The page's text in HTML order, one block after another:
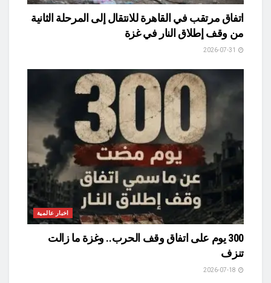
اتفاق مرتقب في القاهرة للانتقال إلى المرحلة الثانية
من وقف إطلاق النار في غزة
اخبار عالمية
300 يوم على اتفاق وقف الحرب.. وغزة ما زالت
تنزف